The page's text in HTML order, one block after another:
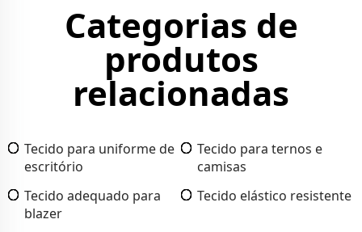
Categorias de
produtos
relacionadas
Tecido para uniforme de
escritório
Tecido para ternos e
camisas
Tecido adequado para
blazer
Tecido elástico resistente